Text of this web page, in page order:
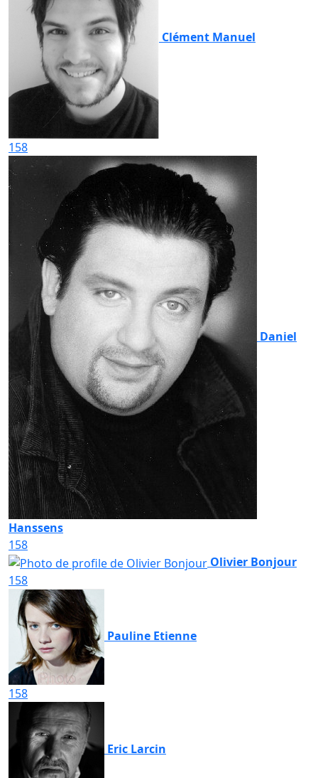
Clément Manuel
158
Daniel
Hanssens
158
Olivier Bonjour
158
Pauline Etienne
158
Eric Larcin